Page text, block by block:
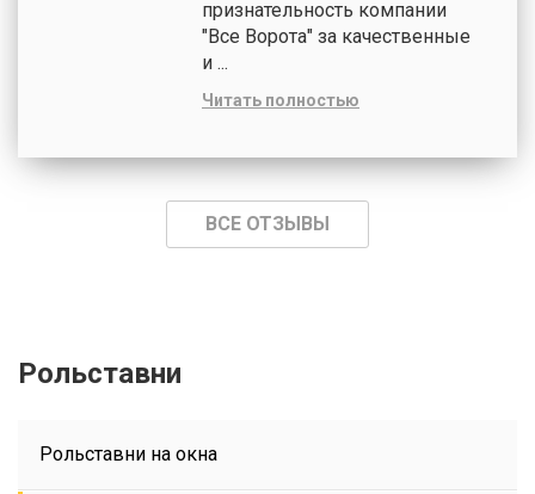
признательность компании
"Все Ворота" за качественные
и ...
Читать полностью
ВСЕ ОТЗЫВЫ
Рольставни
Рольставни на окна